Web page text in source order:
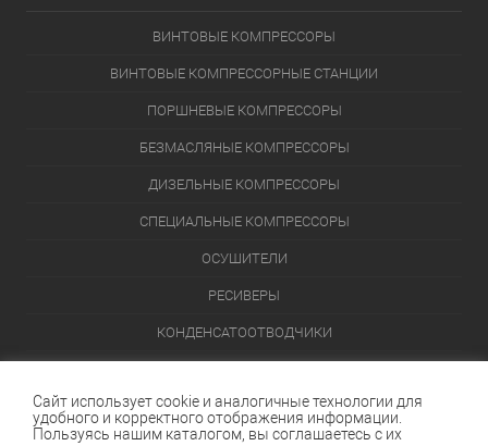
ВИНТОВЫЕ КОМПРЕССОРЫ
ВИНТОВЫЕ КОМПРЕССОРНЫЕ СТАНЦИИ
ПОРШНЕВЫЕ КОМПРЕССОРЫ
БЕЗМАСЛЯНЫЕ КОМПРЕССОРЫ
ДИЗЕЛЬНЫЕ КОМПРЕССОРЫ
СПЕЦИАЛЬНЫЕ КОМПРЕССОРЫ
ОСУШИТЕЛИ
РЕСИВЕРЫ
КОНДЕНСАТООТВОДЧИКИ
Данный интернет-сайт носит исключительно информационный
Сайт использует cookie и аналогичные технологии для
удобного и корректного отображения информации.
Пользуясь нашим каталогом, вы соглашаетесь с их